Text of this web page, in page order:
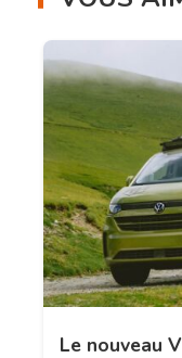
Le nouveau